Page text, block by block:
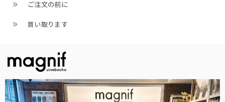
ご注文の前に
買い取ります